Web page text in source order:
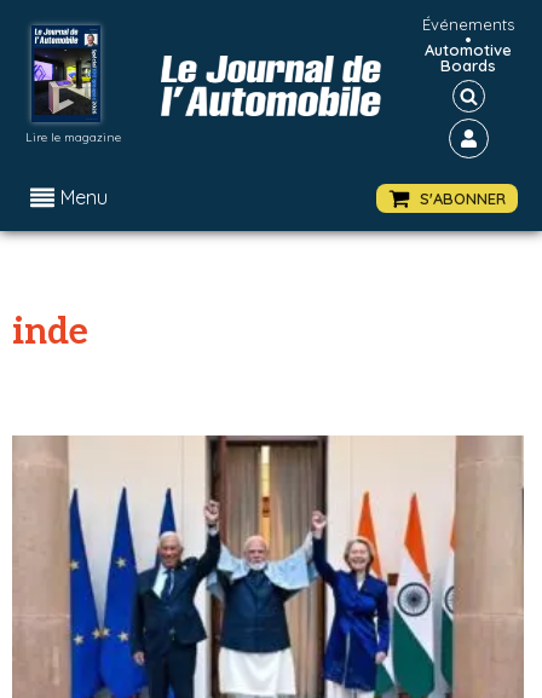
Lire le magazine
Événements
•
Automotive
Boards
Menu S'ABONNER
inde